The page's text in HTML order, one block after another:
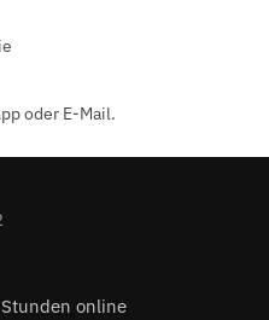
oder E-Mail.
online